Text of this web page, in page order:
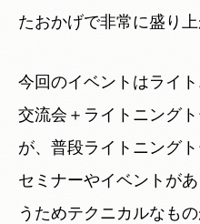
たおかげで非常に盛り上
今回のイベントはライ
交流会＋ライトニング
が、普段ライトニング
セミナーやイベントが
うためテクニカルなもの